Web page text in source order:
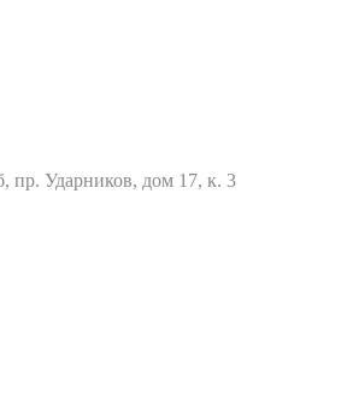
пр. Ударников, дом 17, к. 3